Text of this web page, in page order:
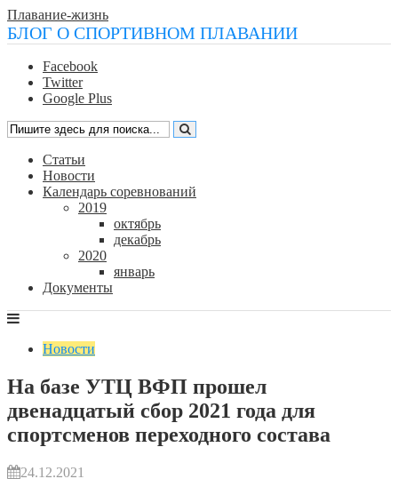
Плавание-жизнь
БЛОГ О СПОРТИВНОМ ПЛАВАНИИ
Facebook
Twitter
Google Plus
Статьи
Новости
Календарь соревнований
2019
октябрь
декабрь
2020
январь
Документы
Новости
На базе УТЦ ВФП прошел
двенадцатый сбор 2021 года для
спортсменов переходного состава
24.12.2021